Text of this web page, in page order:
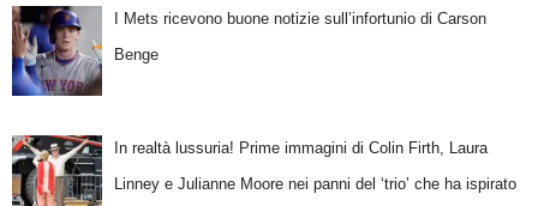
I Mets ricevono buone notizie sull’infortunio di Carson
Benge
In realtà lussuria! Prime immagini di Colin Firth, Laura
Linney e Julianne Moore nei panni del ‘trio’ che ha ispirato